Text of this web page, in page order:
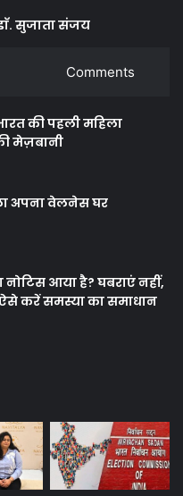
सुजाता संजय
Comments
की पहली महिला
मेज़बानी
अपना वेलनेस घर
आया है? घबराएं नहीं,
करें समस्या का समाधान